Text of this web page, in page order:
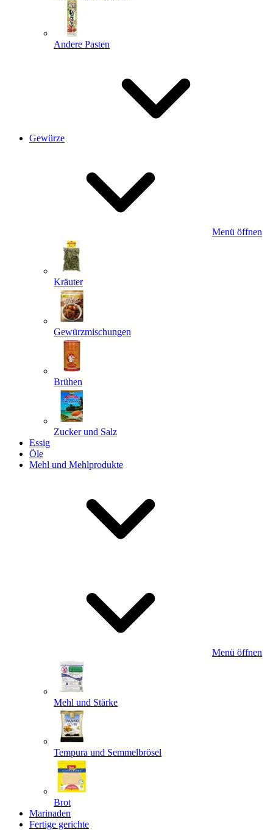
Andere Pasten
Gewürze
Menü öffnen
Kräuter
Gewürzmischungen
Brühen
Zucker und Salz
Essig
Öle
Mehl und Mehlprodukte
Menü öffnen
Mehl und Stärke
Tempura und Semmelbrösel
Brot
Marinaden
Fertige gerichte